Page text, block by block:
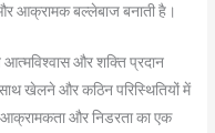
आक्रामक बल्लेबाज बनाती है।
और शक्ति प्रदान
खेलने और कठिन परिस्थितियों में
और निडरता का एक